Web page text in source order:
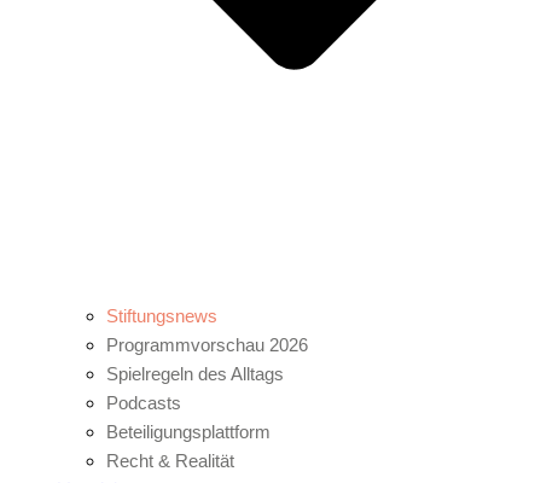
Stiftungsnews
Programmvorschau 2026
Spielregeln des Alltags
Podcasts
Beteiligungsplattform
Recht & Realität